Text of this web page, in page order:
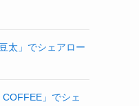
太」でシェアロー
」でシェ